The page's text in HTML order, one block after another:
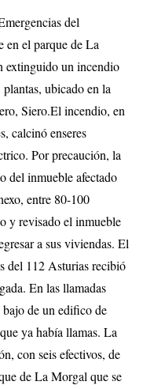
del
en el parque de La
extinguido un incendio
ubicado en la
Siero.El incendio, en
calcinó enseres
Por precaución, la
del inmueble afectado
entre 80-100
y revisado el inmueble
a sus viviendas. El
del 112 Asturias recibió
En las llamadas
de un edifico de
ya había llamas. La
con seis efectivos, de
de La Morgal que se